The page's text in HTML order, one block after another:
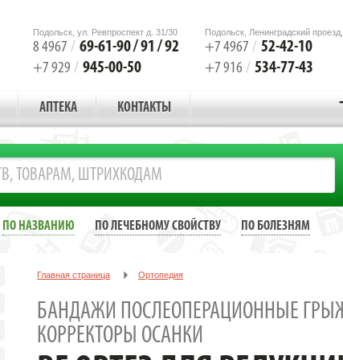
Подольск, ул. Ревпроспект д. 31/30
8 4967 / 69-61-90 / 91 / 92
+7 929 / 945-00-50
Подольск, Ленинградский
+7 4967 / 52-42-10
+7 916 / 534-77-43
АПТЕКА КОНТАКТЫ
ПО НАЗВАНИЮ ПО ЛЕЧЕБНОМУ СВОЙСТВУ ПО БОЛЕЗНЯМ
Главная страница Ортопедия
BF ОРТЕЗ ДЛЯ РЕДУКЦИИ ЛОРДОЗА СИЛЬНОЙ ФИКСАЦИИ/
БАНДАЖИ ПОСЛЕОПЕРАЦИОННЫЕ
КОРРЕКТОРЫ ОСАНКИ